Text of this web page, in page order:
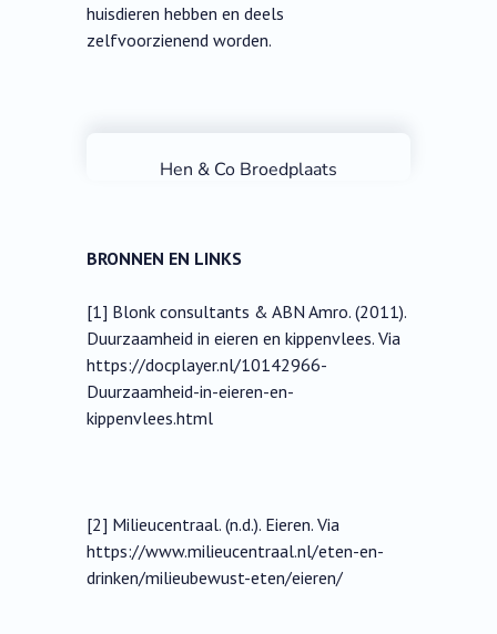
huisdieren hebben en deels
zelfvoorzienend worden.
Hen & Co Broedplaats
BRONNEN EN LINKS
[1] Blonk consultants & ABN Amro. (2011).
Duurzaamheid in eieren en kippenvlees. Via
https://docplayer.nl/10142966-
Duurzaamheid-in-eieren-en-
kippenvlees.html
[2] Milieucentraal. (n.d.). Eieren. Via
https://www.milieucentraal.nl/eten-en-
drinken/milieubewust-eten/eieren/